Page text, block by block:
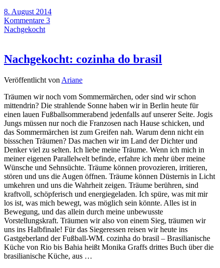
8. August 2014
Kommentare 3
Nachgekocht
Nachgekocht: cozinha do brasil
Veröffentlicht von Ariane
Träumen wir noch vom Sommermärchen, oder sind wir schon
mittendrin? Die strahlende Sonne haben wir in Berlin heute für
einen lauen Fußballsommerabend jedenfalls auf unserer Seite. Jogis
Jungs müssen nur noch die Franzosen nach Hause schicken, und
das Sommermärchen ist zum Greifen nah. Warum denn nicht ein
bissschen Träumen? Das machen wir im Land der Dichter und
Denker viel zu selten. Ich liebe meine Träume. Wenn ich mich in
meiner eigenen Parallelwelt befinde, erfahre ich mehr über meine
Wünsche und Sehnsüchte. Träume können provozieren, irritieren,
stören und uns die Augen öffnen. Träume können Düsternis in Licht
umkehren und uns die Wahrheit zeigen. Träume berühren, sind
kraftvoll, schöpferisch und energiegeladen. Ich spüre, was mit mir
los ist, was mich bewegt, was möglich sein könnte. Alles ist in
Bewegung, und das allein durch meine unbewusste
Vorstellungskraft. Träumen wir also von einem Sieg, träumen wir
uns ins Halbfinale! Für das Siegeressen reisen wir heute ins
Gastgeberland der Fußball-WM. cozinha do brasil – Brasilianische
Küche von Rio bis Bahia heißt Monika Graffs drittes Buch über die
brasilianische Küche, aus …